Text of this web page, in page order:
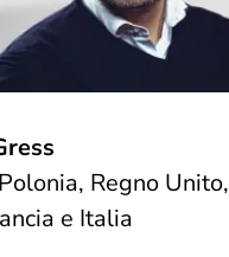
Regno
e Italia